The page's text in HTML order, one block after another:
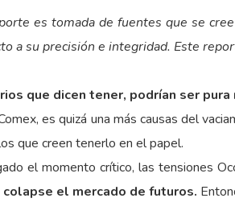
es tomada de fuentes que se
a su precisión e integridad. Este
que dicen tener, podrían ser pura
es quizá una más causas del
que creen tenerlo en el papel.
el momento crítico, las tensiones
colapse el mercado de futuros.